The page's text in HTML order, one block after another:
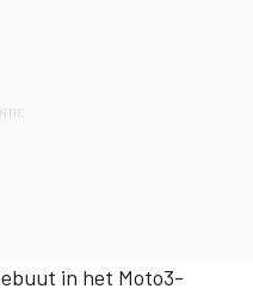
in het Moto3-